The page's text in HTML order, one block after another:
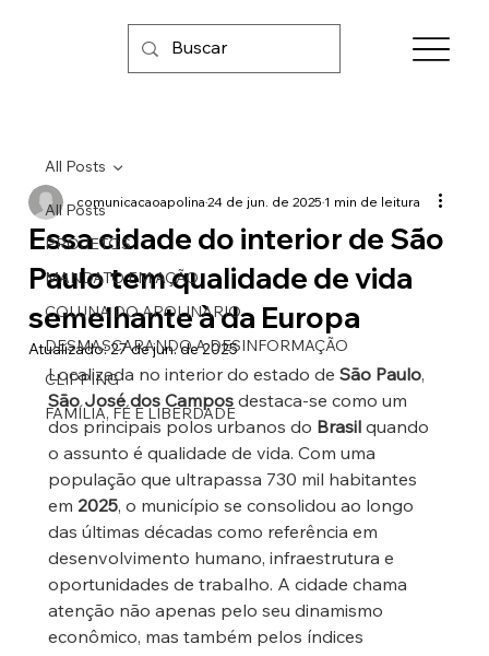
All Posts
PROJETOS
MANDATO EM AÇÃO
COLUNA DO APOLINARIO
DESMASCARANDO A DESINFORMAÇÃO
CLIPPING
FAMÍLIA, FÉ E LIBERDADE
All Posts
Essa cidade do interior de São
Paulo tem qualidade de vida
semelhante à da Europa
comunicacaoapolina24 de jun. de 20251 min de leitura
Atualizado:27 de jun. de 2025
Localizada no interior do estado de São Paulo,
São José dos Campos destaca-se como um
dos principais polos urbanos do Brasil quando
o assunto é qualidade de vida. Com uma
população que ultrapassa 730 mil habitantes
em 2025, o município se consolidou ao longo
das últimas décadas como referência em
desenvolvimento humano, infraestrutura e
oportunidades de trabalho. A cidade chama
atenção não apenas pelo seu dinamismo
econômico, mas também pelos índices